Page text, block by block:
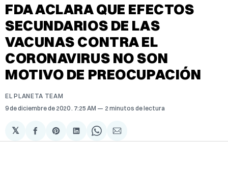
FDA ACLARA QUE EFECTOS
SECUNDARIOS DE LAS
VACUNAS CONTRA EL
CORONAVIRUS NO SON
MOTIVO DE PREOCUPACIÓN
EL PLANETA TEAM
9 de diciembre de 2020 . 7:25 AM 2 minutos de lectura
𝕏
Compartir
en
Share
on
Compartir
en
Share
on
Compartir
via